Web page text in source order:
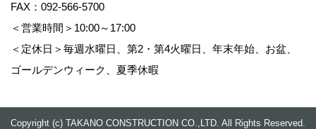
FAX：092-566-5700
＜営業時間＞10:00～17:00
＜定休日＞毎週水曜日、第2・第4火曜日、年末年始、お盆、
ゴールデンウィーク、夏季休暇
Copyright (c) TAKANO CONSTRUCTION CO.,LTD. All Rights Reserved.